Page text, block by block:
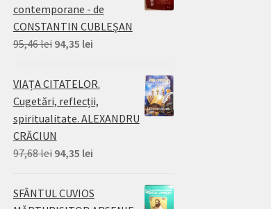
contemporane - de
CONSTANTIN CUBLEȘAN
95,46lei Prețul
a
fost:
95,46 lei.
94,35 leiPrețul
este:
94,35 lei.
VIAȚA CITATELOR.
Cugetări, reflecții,
spiritualitate. ALEXANDRU
CRĂCIUN
97,68lei Prețul
a
fost:
94,35 leiPrețul
este:
94,35 lei.
SFÂNTUL CUVIOS